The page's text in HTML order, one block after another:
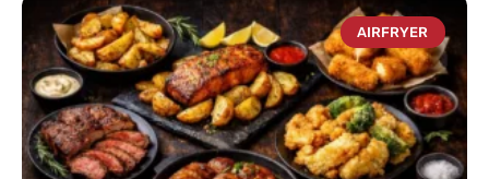
AIRFRYER